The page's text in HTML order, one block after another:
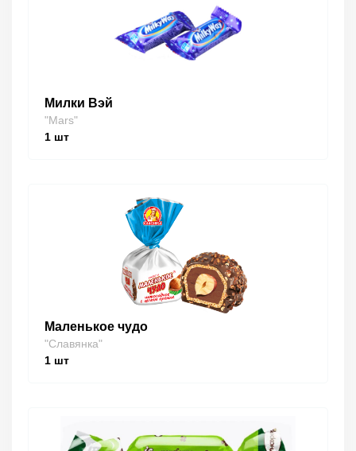
Милки Вэй
"Mars"
1 шт
Маленькое чудо
"Славянка"
1 шт